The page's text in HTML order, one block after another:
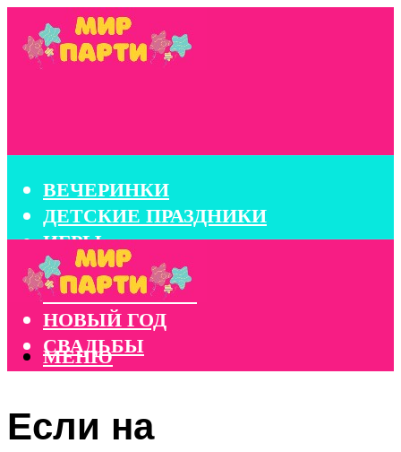
ВЕЧЕРИНКИ
ДЕТСКИЕ ПРАЗДНИКИ
ИГРЫ
КОНКУРСЫ
КОРПОРАТИВЫ
НОВЫЙ ГОД
СВАДЬБЫ
МЕНЮ
Если на